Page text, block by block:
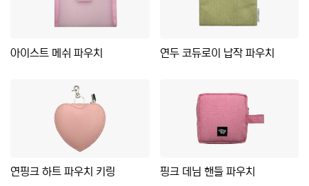
아이스트 메쉬 파우치 연두 코듀로이 납작 파우치
연핑크 하트 파우치 키링 핑크 데님 핸들 파우치